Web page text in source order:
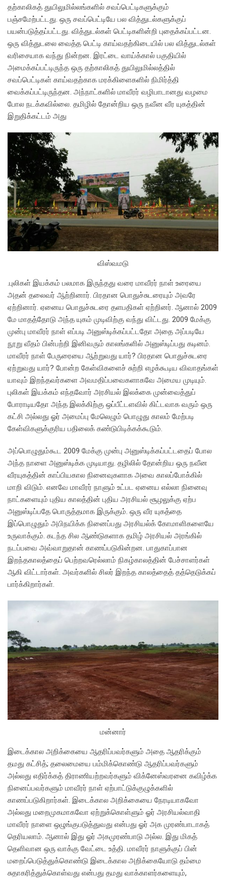
தற்காலிகத் துயிலுமில்லங்களில் சவப்பெட்டிகளுக்கும்
பஞ்சமேற்பட்டது. ஒரு சவப்பெட்டியே பல வித்துடல்களுக்குப்
பயன்படுத்தப்பட்டது. வித்துடல்கள் பெட்டிகளின்றி புதைக்கப்பட்டன.
ஒரு வித்துடலை வைத்த பெட்டி காய்வதற்கிடையில் பல வித்துடல்கள்
வரிசையாக வந்து நின்றன. இரட்டை வாய்க்கால் பகுதியில்
அமைக்கப்பட்டிருந்த ஒரு தற்காலிகத் துயிலுமில்லத்தில்
சவப்பெட்டிகள் காய்வதற்காக மரக்கிளைகளில் நிமிர்த்தி
வைக்கப்பட்டிருந்தன. அந்நாட்களில் மாவீரர் வழிபாடானது வழமை
போல நடக்கவில்லை. தமிழில் தோன்றிய ஒரு நவீன வீர யுகத்தின்
இறுதிக்கட்டம் அது
விஸ்வமடு
.புலிகள் இயக்கம் பலமாக இருந்தது வரை மாவீரர் நாள் உரையை
அதன் தலைவர் ஆற்றினார். பிரதான பொதுச்சுடரையும் அவரே
ஏற்றினார். ஏனைய பொதுச்சுடரை தளபதிகள் ஏற்றினர். ஆனால் 2009
மே மாதத்தோடு அந்த யுகம் முடிவிற்கு வந்து விட்டது. 2009 மேக்கு
முன்பு மாவீரர் நாள் எப்படி அனுஸ்டிக்கப்பட்டதோ அதை அப்படியே
நூறு வீதம் பின்பற்றி இனிவரும் காலங்களில் அனுஸ்டிப்பது கடினம்.
மாவீரர் நாள் பேருரையை ஆற்றுவது யார்? பிரதான பொதுச்சுடரை
ஏற்றுவது யார்? போன்ற கேள்விகளைச் சுற்றி எழக்கூடிய விவாதங்கள்
யாவும் இறந்தவர்களை அவமதிப்பவைகளாகவே அமைய முடியும்.
புலிகள் இயக்கம் எந்தவோர் அரசியல் இலக்கை முன்வைத்துப்
போராடியதோ அந்த இலக்கிற்கு ஒப்பீட்டளவில் கிட்டவாக வரும் ஒரு
கட்சி அல்லது ஓர் அமைப்பு மேலெழும் பொழுது காலம் மேற்படி
கேள்விகளுக்குரிய பதிலைக் கண்டுபிடிக்கக்கூடும்.
அப்பொழுதும்கூட 2009 மேக்கு முன்பு அனுஸ்டிக்கப்பட்டதைப் போல
அந்த நாளை அனுஸ்டிக்க முடியாது. தழிலில் தோன்றிய ஒரு நவீன
வீரயுகத்தின் காப்பியகால நினைவுகளாக அவை காலப்போக்கில்
மாறி விடும். எனவே மாவீரர் நாளும் உட்பட ஏனைய எல்லா நினைவு
நாட்களையும் புதிய காலத்தின் புதிய அரசியல் சூழலுக்கு ஏற்ப
அனுஸ்டிப்பதே பொருத்தமாக இருக்கும். ஒரு வீர யுகத்தை
இப்பொழுதும் அபிநயிக்க நினைப்பது அரசியல்க் கோமாளிகளையே
உருவாக்கும். கடந்த சில ஆண்டுகளாக தமிழ் அரசியல் அரங்கில்
நடப்பவை அவ்வாறுதான் காணப்படுகின்றன. பாதுகாப்பான
இறந்தகாலத்தைப் பெற்றவரெல்லாம் நிகழ்காலத்தின் பேச்சாளர்கள்
ஆகி விட்டார்கள். அவர்களில் சிலர் இறந்த காலத்தைத் தத்தெடுக்கப்
பார்க்கிறார்கள்.
மன்னார்
இடைக்கால அறிக்கையை ஆதரிப்பவர்களும் அதை ஆதரிக்கும்
தமது கட்சித்; தலைமையை பம்மிக்கொண்டு ஆதரிப்பவர்களும்
அல்லது எதிர்க்கத் திராணியற்றவர்களும் விக்னேஸ்வரனை கவிழ்க்க
நினைப்பவர்களும் மாவீரர் நாள் ஏற்பாட்டுக்குழுக்களில்
காணப்படுகிறார்கள். இடைக்கால அறிக்கையை நேரடியாகவோ
அல்லது மறைமுகமாகவோ ஏற்றுக்கொள்ளும் ஓர் அரசியல்வாதி
மாவீரர் நாளை ஒழுங்குபடுத்துவது என்பது ஓர் அக முரண்பாடாகத்
தெரியலாம். ஆனால் இது ஓர் அகமுரண்பாடு அல்ல. இது மிகத்
தெளிவான ஒரு வாக்கு வேட்டை உத்தி. மாவீரர் நாளுக்குப் பின்
மறைப்பெடுத்துக்கொண்டு இடைக்கால அறிக்கையோடு தம்மை
சுதாகரித்துக்கொள்வது என்பது தமது வாக்காளர்களையும்,